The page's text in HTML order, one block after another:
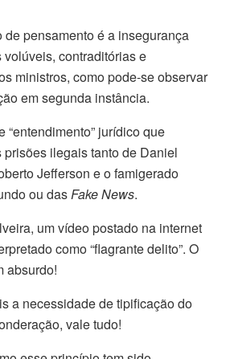
de pensamento é a insegurança
contraditórias e
ministros, como pode-se observar
em segunda instância.
“entendimento” jurídico que
ilegais tanto de Daniel
Jefferson e o famigerado
ou dasFake News.
um vídeo postado na internet
como “flagrante delito”. O
absurdo!
a necessidade de tipificação do
vale tudo!